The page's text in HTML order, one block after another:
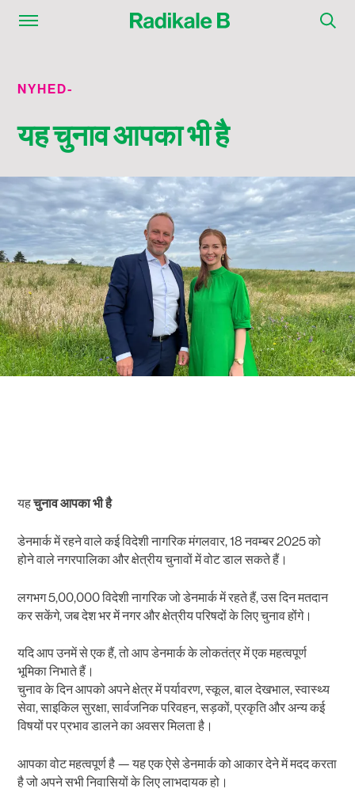
NYHED-
यह चुनाव आपका भी है
यहचुनावआपकाभीहै
डेनमार्क में रहने वाले कई विदेशी नागरिक मंगलवार, 18 नवम्बर 2025 को
होने वाले नगरपालिका और क्षेत्रीय चुनावों में वोट डाल सकते हैं।
लगभग 5,00,000 विदेशी नागरिक जो डेनमार्क में रहते हैं, उस दिन मतदान
कर सकेंगे, जब देश भर में नगर और क्षेत्रीय परिषदों के लिए चुनाव होंगे।
यदि आप उनमें से एक हैं, तो आप डेनमार्क के लोकतंत्र में एक महत्वपूर्ण
भूमिका निभाते हैं।
चुनाव के दिन आपको अपने क्षेत्र में पर्यावरण, स्कूल, बाल देखभाल, स्वास्थ्य
सेवा, साइकिल सुरक्षा, सार्वजनिक परिवहन, सड़कों, प्रकृति और अन्य कई
विषयों पर प्रभाव डालने का अवसर मिलता है।
आपका वोट महत्वपूर्ण है — यह एक ऐसे डेनमार्क को आकार देने में मदद करता
है जो अपने सभी निवासियों के लिए लाभदायक हो।